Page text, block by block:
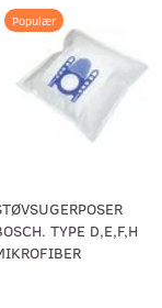
Populær
TYPE D,E,F,H